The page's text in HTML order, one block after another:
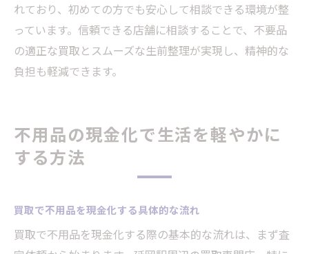
れており、初めての方でも安心して相談できる環境が整
っています。信頼できる店舗に相談することで、不要品
の適正な買取とスムーズな生前整理が実現し、精神的な
負担も軽減できます。
不用品の現金化で生活を軽やかに
する方法
買取で不用品を現金化する具体的な流れ
買取で不用品を現金化する際の基本的な流れは、まず査